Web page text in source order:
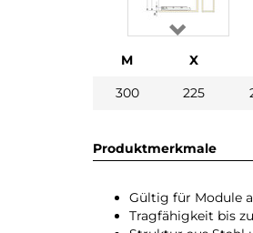
M X
300
225
Produktmerkmale
Gültig für Module
Tragfähigkeit bis